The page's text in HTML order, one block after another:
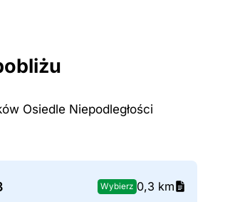
Osiedle Niepodległości
Wybierz 0,3 km